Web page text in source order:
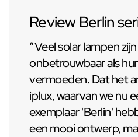
Review Berlin
“Veel solar lampen
onbetrouwbaar als
vermoeden. Dat het
iplux, waarvan we nu
exemplaar 'Berlin'
een mooi ontwerp,